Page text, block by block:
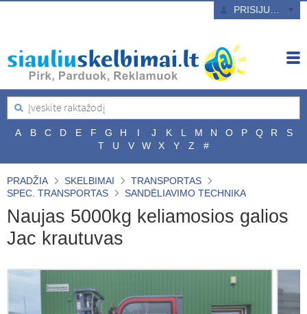
A B C D E F G H I J K L M N O P Q R
S
T
U V W X Y Z #
PRADŽIA SKELBIMAI
TRANSPORTAS
SPEC. TRANSPORTAS
SANDĖLIAVIMO TECHNIKA
Naujas 5000kg keliamosios galios
Jac krautuvas